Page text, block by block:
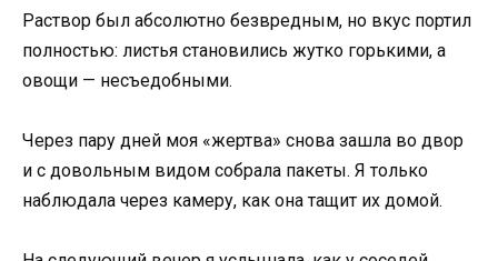
Раствор был абсолютно безвредным, но вкус портил
полностью: листья становились жутко горькими, а
овощи — несъедобными.
Через пару дней моя «жертва» снова зашла во двор
и с довольным видом собрала пакеты. Я только
наблюдала через камеру, как она тащит их домой.